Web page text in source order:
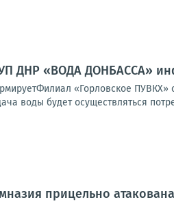
ДНР «ВОДА ДОНБАССА»
«Горловское ПУВКХ»
воды будет осуществляться
прицельно